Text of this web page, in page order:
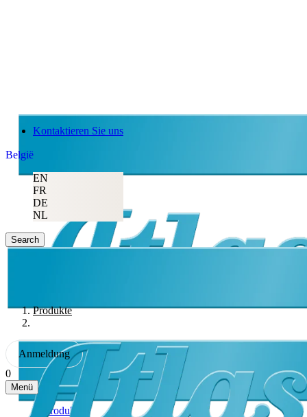
Kontaktieren Sie uns
België
EN
FR
DE
NL
Search
Produkte
Anmeldung
0
Menü
Produkte